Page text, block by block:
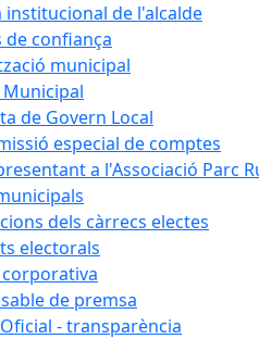
institucional de l'alcalde
de confiança
municipal
Municipal
de Govern Local
especial de comptes
a l'Associació Parc
dels càrrecs electes
electorals
de premsa
- transparència